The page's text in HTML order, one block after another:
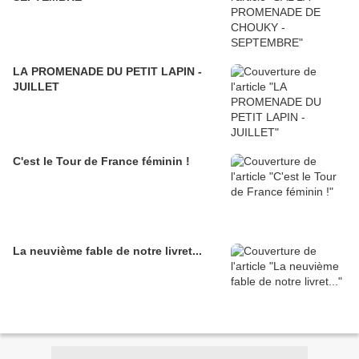
LA PROMENADE DU PETIT LAPIN -
JUILLET
C'est le Tour de France féminin !
La neuvième fable de notre livret...